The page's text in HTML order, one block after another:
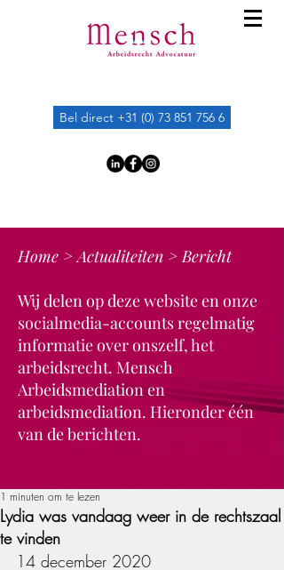
Bel direct +31 (0) 73 851 756 6
Home >Actualiteiten > Bericht
Wij delen op deze website en onze
socialmedia-accounts regelmatig
informatie over onszelf, het
arbeidsrecht. Mensch
Arbeidsmediation en
arbeidsmediation. Hieronder één
van de berichten.
Lydia was vandaag weer in de rechtszaal
te vinden
1 minuten om te lezen
14 december 2020